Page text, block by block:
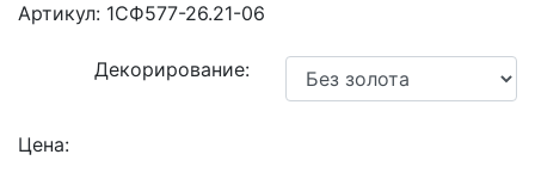
Артикул: 1СФ577-26.21-06
Декорирование:
Цена: